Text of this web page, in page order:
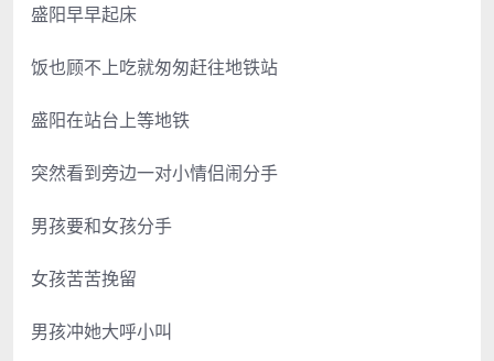
盛阳早早起床
饭也顾不上吃就匆匆赶往地铁站
盛阳在站台上等地铁
突然看到旁边一对小情侣闹分手
男孩要和女孩分手
女孩苦苦挽留
男孩冲她大呼小叫